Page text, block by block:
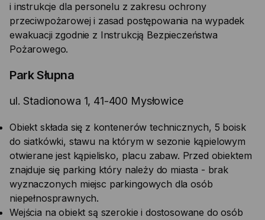
i instrukcje dla personelu z zakresu ochrony
przeciwpożarowej i zasad postępowania na wypadek
ewakuacji zgodnie z Instrukcją Bezpieczeństwa
Pożarowego.
Park Słupna
ul. Stadionowa 1, 41-400 Mysłowice
Obiekt składa się z kontenerów technicznych, 5 boisk
do siatkówki, stawu na którym w sezonie kąpielowym
otwierane jest kąpielisko, placu zabaw. Przed obiektem
znajduje się parking który należy do miasta - brak
wyznaczonych miejsc parkingowych dla osób
niepełnosprawnych.
Wejścia na obiekt są szerokie i dostosowane do osób